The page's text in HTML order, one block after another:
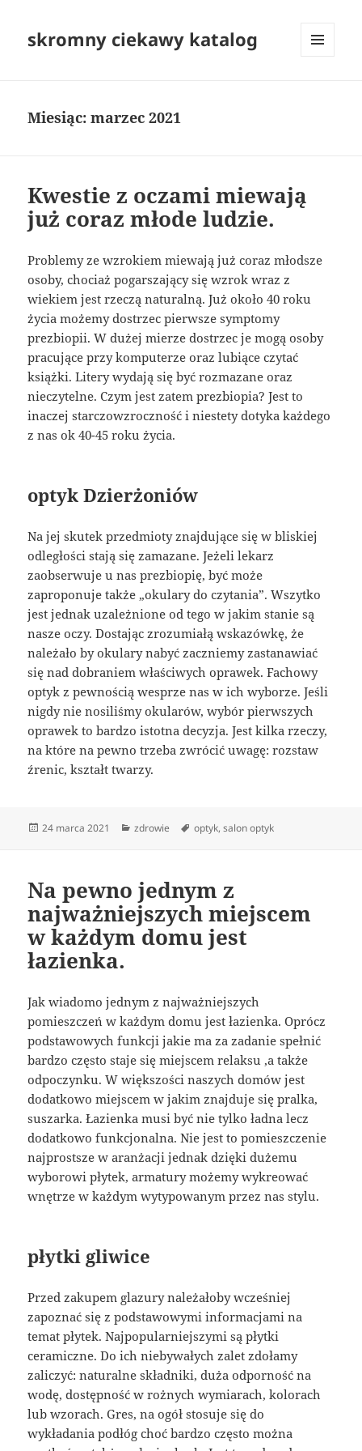
skromny ciekawy katalog
Miesiąc:marzec 2021
Kwestie z oczami miewają
już coraz młode ludzie.
Problemy ze wzrokiem miewają już coraz młodsze
osoby, chociaż pogarszający się wzrok wraz z
wiekiem jest rzeczą naturalną. Już około 40 roku
życia możemy dostrzec pierwsze symptomy
prezbiopii. W dużej mierze dostrzec je mogą osoby
pracujące przy komputerze oraz lubiące czytać
książki. Litery wydają się być rozmazane oraz
nieczytelne. Czym jest zatem prezbiopia? Jest to
inaczej starczowzroczność i niestety dotyka każdego
z nas ok 40-45 roku życia.
optyk Dzierżoniów
Na jej skutek przedmioty znajdujące się w bliskiej
odległości stają się zamazane. Jeżeli lekarz
zaobserwuje u nas prezbiopię, być może
zaproponuje także „okulary do czytania”. Wszytko
jest jednak uzależnione od tego w jakim stanie są
nasze oczy. Dostając zrozumiałą wskazówkę, że
należało by okulary nabyć zaczniemy zastanawiać
się nad dobraniem właściwych oprawek. Fachowy
optyk z pewnością wesprze nas w ich wyborze. Jeśli
nigdy nie nosiliśmy okularów, wybór pierwszych
oprawek to bardzo istotna decyzja. Jest kilka rzeczy,
na które na pewno trzeba zwrócić uwagę: rozstaw
źrenic, kształt twarzy.
Data
24 marca 2021 Kategorie
zdrowie Tagi
optyk,salon optyk
Na pewno jednym z
najważniejszych miejscem
w każdym domu jest
łazienka.
Jak wiadomo jednym z najważniejszych
pomieszczeń w każdym domu jest łazienka. Oprócz
podstawowych funkcji jakie ma za zadanie spełnić
bardzo często staje się miejscem relaksu ,a także
odpoczynku. W większości naszych domów jest
dodatkowo miejscem w jakim znajduje się pralka,
suszarka. Łazienka musi być nie tylko ładna lecz
dodatkowo funkcjonalna. Nie jest to pomieszczenie
najprostsze w aranżacji jednak dzięki dużemu
wyborowi płytek, armatury możemy wykreować
wnętrze w każdym wytypowanym przez nas stylu.
płytki gliwice
Przed zakupem glazury należałoby wcześniej
zapoznać się z podstawowymi informacjami na
temat płytek. Najpopularniejszymi są płytki
ceramiczne. Do ich niebywałych zalet zdołamy
zaliczyć: naturalne składniki, duża odporność na
wodę, dostępność w rożnych wymiarach, kolorach
lub wzorach. Gres, na ogół stosuje się do
wykładania podłóg choć bardzo często można